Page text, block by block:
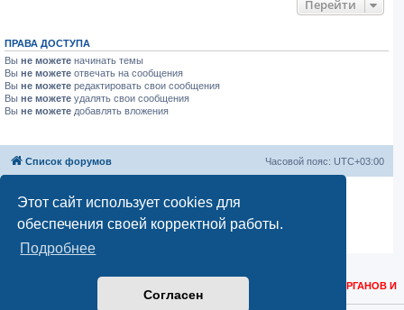
Этот сайт использует cookies для
обеспечения своей корректной работы.
Подробнее
Согласен
Перейти
ПРАВА ДОСТУПА
Вы не можете начинать темы
Вы не можете отвечать на сообщения
Вы не можете редактировать свои сообщения
Вы не можете удалять свои сообщения
Вы не можете добавлять вложения
Список форумов Часовой пояс: UTC+03:00
Русская поддержка phpBB
Моды и расширения phpBB
КОНТАКТНЫЕ ДАННЫЕ ДЛЯ РОСКОМНАДЗОРА, РЕГУЛИРУЮЩИХ ОРГАНОВ И
ТЕХНИЧЕСКИХ ВОПРОСОВ: